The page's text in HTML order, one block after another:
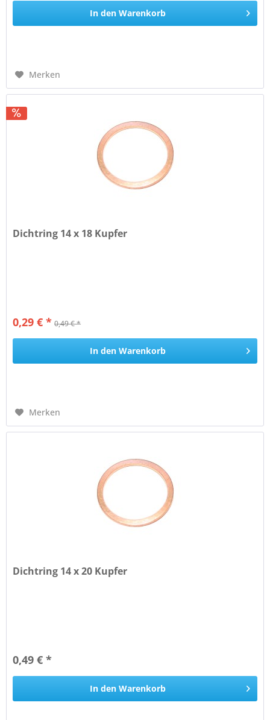
In den Warenkorb
Merken
Dichtring 14 x 18 Kupfer
0,29 € * 0,49 € *
In den Warenkorb
Merken
Dichtring 14 x 20 Kupfer
0,49 € *
In den Warenkorb